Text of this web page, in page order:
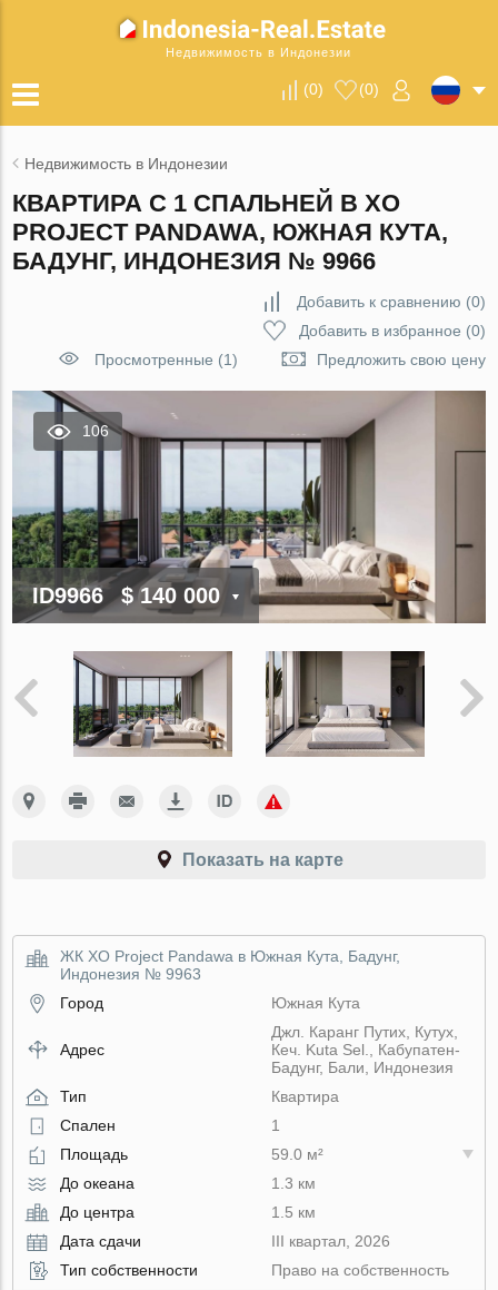
Недвижимость в Индонезии
(0) (0)
Недвижимость в Индонезии
КВАРТИРА С 1 СПАЛЬНЕЙ В XO
PROJECT PANDAWA, ЮЖНАЯ КУТА,
БАДУНГ, ИНДОНЕЗИЯ № 9966
Добавить к сравнению (0)
Добавить в избранное (0)
Просмотренные (1)
Предложить свою цену
106
ID9966 $ 140 000
Показать на карте
ЖК XO Project Pandawa в Южная Кута, Бадунг,
Индонезия № 9963
Город
Южная Кута
Адрес
Джл. Каранг Путих, Кутух,
Кеч. Kuta Sel., Кабупатен-
Бадунг, Бали, Индонезия
Тип
Квартира
Спален
1
Площадь
59.0 м²
До океана
1.3 км
До центра
1.5 км
Дата сдачи
III квартал, 2026
Тип собственности
Право на собственность